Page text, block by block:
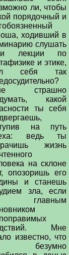
ли, чтобы
порядочный и
ходивший в
слушать
лекции по
и этике,
себя так
страшно
какой
ты себя
на путь
ведь ты
жизнь
на склоне
опозоришь его
и станешь
зла, если
главным
Мне
известно, что
безумно